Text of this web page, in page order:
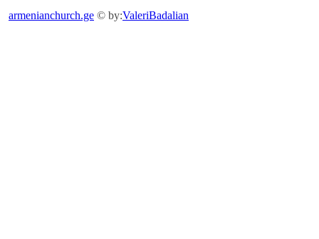
armenianchurch.ge © by:ValeriBadalian